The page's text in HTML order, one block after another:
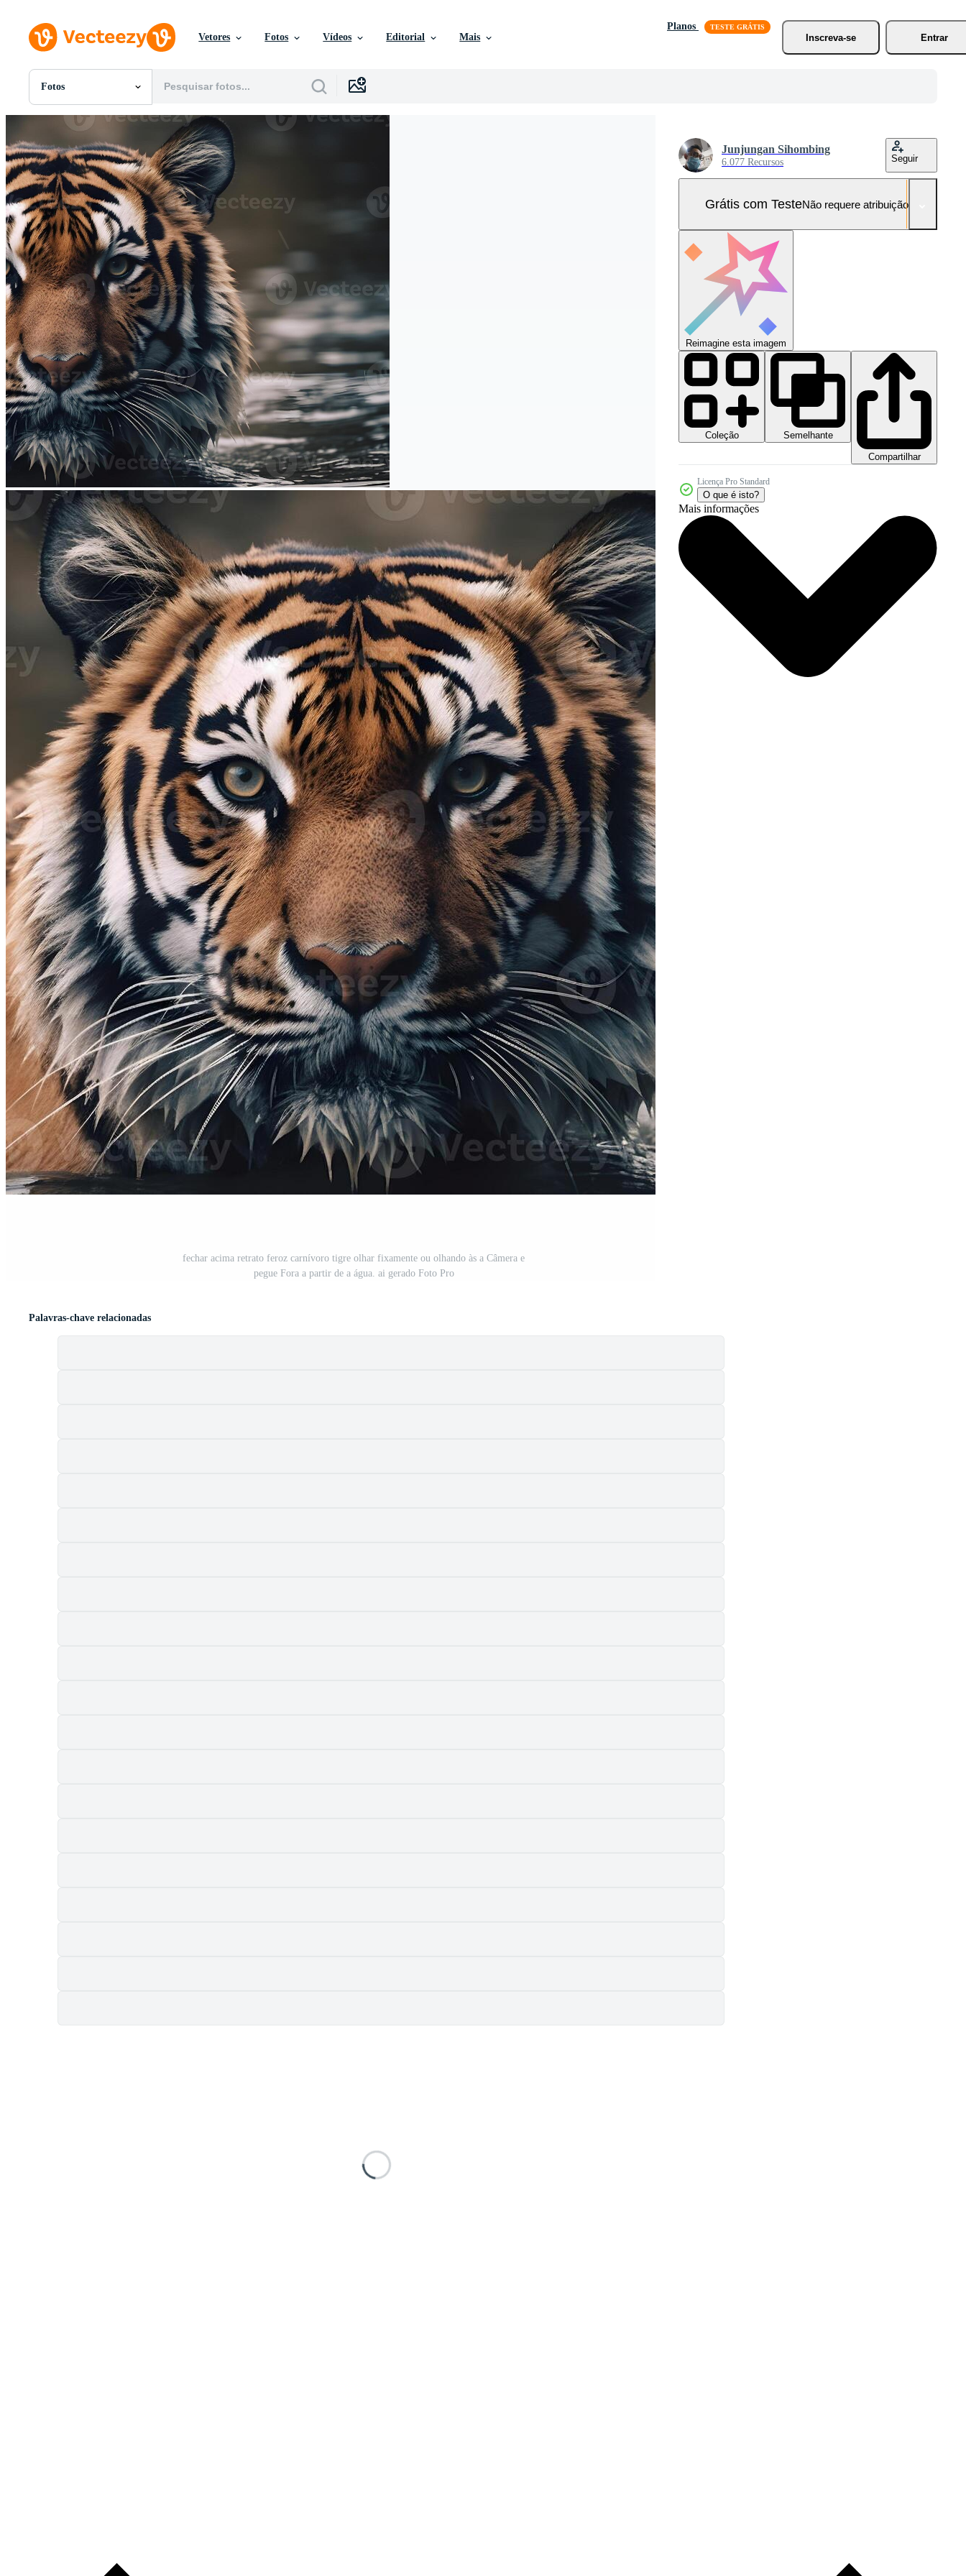
Vetores Fotos Vídeos Editorial Mais
Planos
Inscreva-se
Entrar
Fotos
Todas Imagens
Fotos
PSDs
SVGs
Modelos
Vetores
Videos
Motion graphics
Imagens Editoriais
Eventos Editoriais
fechar acima retrato feroz carnívoro tigre olhar fixamente ou olhando às a Câmera e
pegue Fora a partir de a água. ai gerado Foto Pro
Junjungan Sihombing
6.077 Recursos Seguir
Grátis com TesteNão requere atribuição!
Reimagine esta imagem
Coleção
Semelhante
Compartilhar
Licença Pro Standard
O que é isto?
Mais informações
Palavras-chave relacionadas